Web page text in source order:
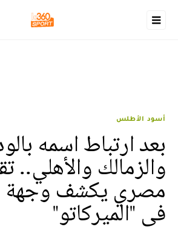
أسود الأطلس
بعد ارتباط اسمه
والزمالك والأهلي..
مصري يكشف وجهة
في "الميركاتو"